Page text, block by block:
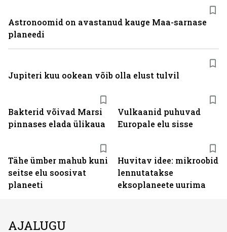
Bakterid võivad Marsi
pinnases elada ülikaua
Vulkaanid puhuvad
Europale elu sisse
Tähe ümber mahub kuni
seitse elu soosivat
planeeti
Huvitav idee: mikroobid
lennutatakse
eksoplaneete uurima
Astronoomid on avastanud kauge Maa-sarnase
planeedi
Jupiteri kuu ookean võib olla elust tulvil
AJALUGU